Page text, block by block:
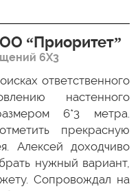
“Приоритет”
6Х3
ответственного
настенного
6*3 метра.
прекрасную
Алексей доходчиво
нужный вариант,
Сопровождал на